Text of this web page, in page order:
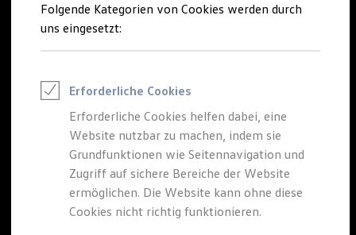
Saisonangebote
Reifenpakete
Leasing
Leasing-Angebote
Elektroauto Leasing
Kleinwagen-Leasing
Leasing ohne Anzahlung
Finanzierung
Autokredit mit Schlussrate
Versicherungen und Garantien
Kfz-Versicherung
Restschuldversicherungen
Garantien
Folgende Kategorien von Cookies werden durch
uns eingesetzt:
Erforderliche Cookies
Erforderliche Cookies helfen dabei, eine
Website nutzbar zu machen, indem sie
Grundfunktionen wie Seitennavigation und
Zugriff auf sichere Bereiche der Website
ermöglichen. Die Website kann ohne diese
Cookies nicht richtig funktionieren.